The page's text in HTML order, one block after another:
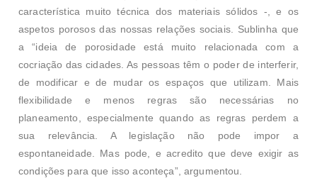
característica muito técnica dos materiais sólidos -, e os
aspetos porosos das nossas relações sociais. Sublinha que
a “ideia de porosidade está muito relacionada com a
cocriação das cidades. As pessoas têm o poder de interferir,
de modificar e de mudar os espaços que utilizam. Mais
flexibilidade e menos regras são necessárias no
planeamento, especialmente quando as regras perdem a
sua relevância. A legislação não pode impor a
espontaneidade. Mas pode, e acredito que deve exigir as
condições para que isso aconteça”, argumentou.